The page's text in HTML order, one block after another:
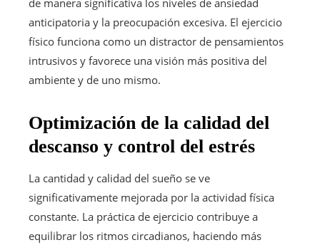
anticipatoria y la preocupación excesiva. El ejercicio
físico funciona como un distractor de pensamientos
intrusivos y favorece una visión más positiva del
ambiente y de uno mismo.
Optimización de la calidad del
descanso y control del estrés
La cantidad y calidad del sueño se ve
significativamente mejorada por la actividad física
constante. La práctica de ejercicio contribuye a
equilibrar los ritmos circadianos, haciendo más